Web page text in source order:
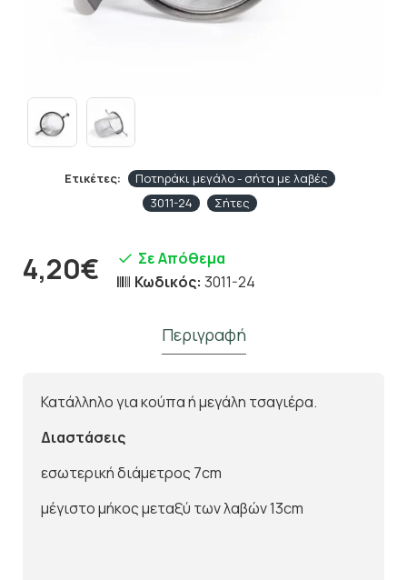
Ετικέτες:
Ποτηράκι μεγάλο - σήτα με λαβές
3011-24
Σήτες
4,20€
Σε Απόθεμα
Κωδικός: 3011-24
Περιγραφή
Κατάλληλο για κούπα ή μεγάλη τσαγιέρα.
Διαστάσεις
εσωτερική διάμετρος 7cm
μέγιστο μήκος μεταξύ των λαβών 13cm